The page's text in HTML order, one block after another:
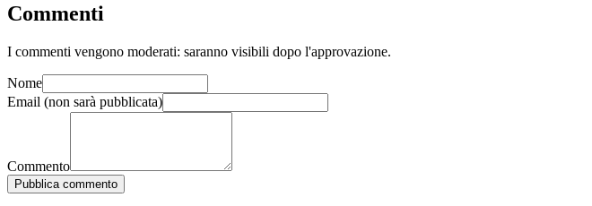
Commenti
I commenti vengono moderati: saranno visibili dopo l'approvazione.
Nome
Email (non sarà pubblicata)
Commento
Pubblica commento